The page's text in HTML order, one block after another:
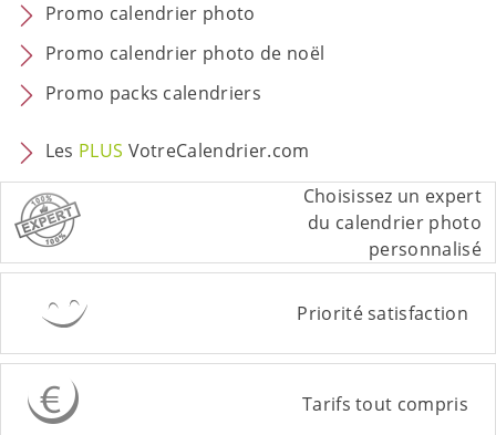
Promo calendrier photo
Promo calendrier photo de noël
Promo packs calendriers
Les PLUS VotreCalendrier.com
Choisissez un expert
du calendrier photo
personnalisé
Priorité satisfaction
Tarifs tout compris